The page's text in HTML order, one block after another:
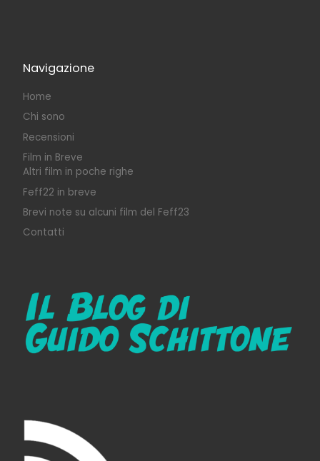
Navigazione
Home
Chi sono
Recensioni
Film in Breve
Altri film in poche righe
Feff22 in breve
Brevi note su alcuni film del Feff23
Contatti